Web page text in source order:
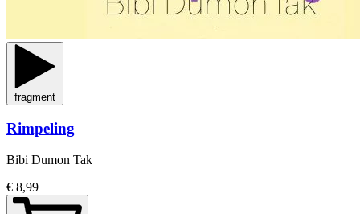
fragment
Rimpeling
Bibi Dumon Tak
€ 8,99